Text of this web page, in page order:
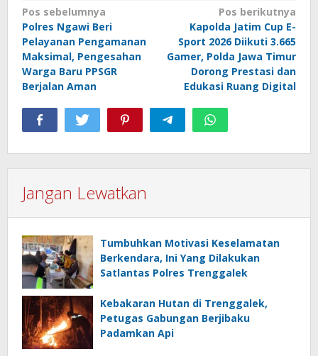
Navigasi
pos
Pos sebelumnya
Polres Ngawi Beri
Pelayanan Pengamanan
Maksimal, Pengesahan
Warga Baru PPSGR
Berjalan Aman
Pos berikutnya
Kapolda Jatim Cup E-
Sport 2026 Diikuti 3.665
Gamer, Polda Jawa Timur
Dorong Prestasi dan
Edukasi Ruang Digital
Jangan Lewatkan
Tumbuhkan Motivasi Keselamatan
Berkendara, Ini Yang Dilakukan
Satlantas Polres Trenggalek
Kebakaran Hutan di Trenggalek,
Petugas Gabungan Berjibaku
Padamkan Api